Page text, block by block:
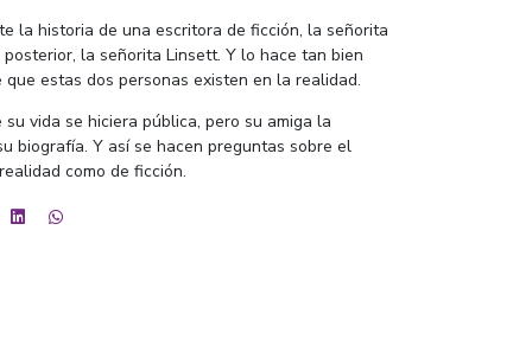
la historia de una escritora de ficción, la señorita
la señorita Linsett. Y lo hace tan bien
estas dos personas existen en la realidad.
vida se hiciera pública, pero su amiga la
biografía. Y así se hacen preguntas sobre el
como de ficción.